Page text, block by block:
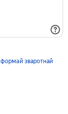
формай зваротнай